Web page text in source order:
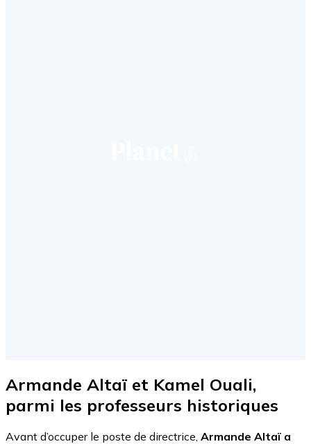
Armande Altaï et Kamel Ouali,
parmi les professeurs historiques
Avant d’occuper le poste de directrice, Armande Altaï a